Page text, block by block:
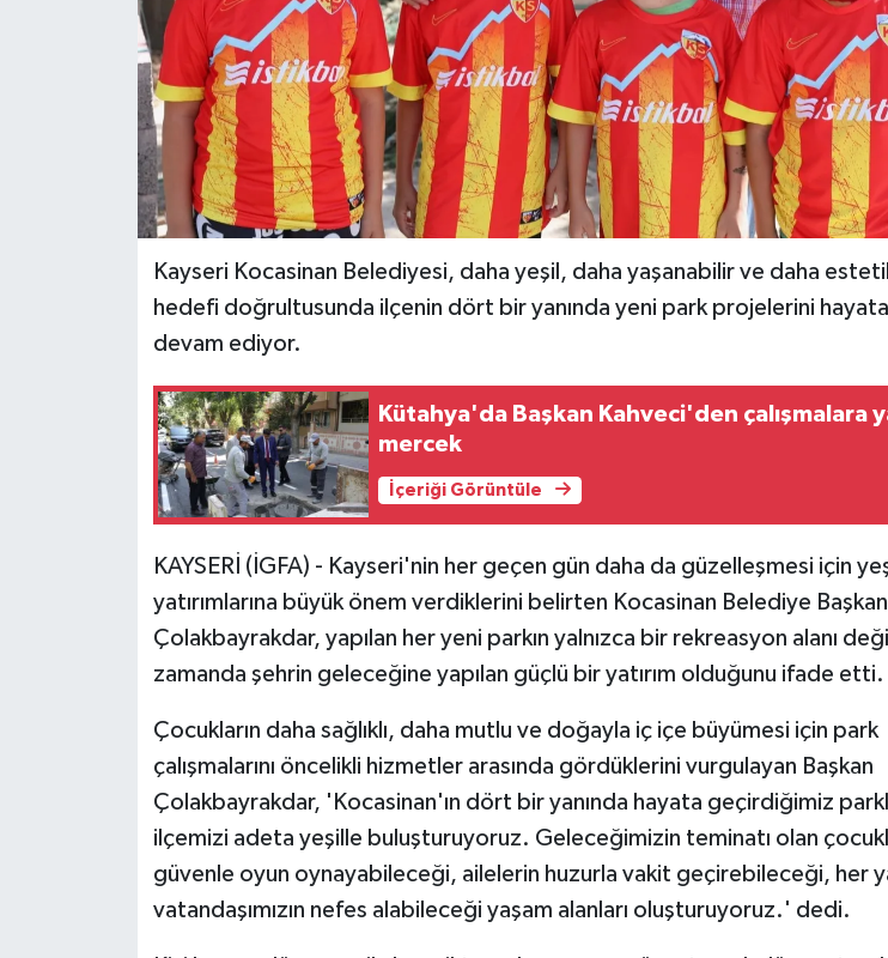
Kayseri Kocasinan Belediyesi, daha yeşil, daha yaşanabilir ve daha
hedefi doğrultusunda ilçenin dört bir yanında yeni park projelerini
devam ediyor.
Kütahya'da Başkan Kahveci'den çalışmalara
mercek
İçeriği Görüntüle
KAYSERİ (İGFA) - Kayseri'nin her geçen gün daha da güzelleşmesi için
yatırımlarına büyük önem verdiklerini belirten Kocasinan Belediye
Çolakbayrakdar, yapılan her yeni parkın yalnızca bir rekreasyon alanı
zamanda şehrin geleceğine yapılan güçlü bir yatırım olduğunu ifade etti.
Çocukların daha sağlıklı, daha mutlu ve doğayla iç içe büyümesi için park
çalışmalarını öncelikli hizmetler arasında gördüklerini vurgulayan Başkan
Çolakbayrakdar, 'Kocasinan'ın dört bir yanında hayata geçirdiğimiz
ilçemizi adeta yeşille buluşturuyoruz. Geleceğimizin teminatı olan
güvenle oyun oynayabileceği, ailelerin huzurla vakit geçirebileceği, her
vatandaşımızın nefes alabileceği yaşam alanları oluşturuyoruz.' dedi.